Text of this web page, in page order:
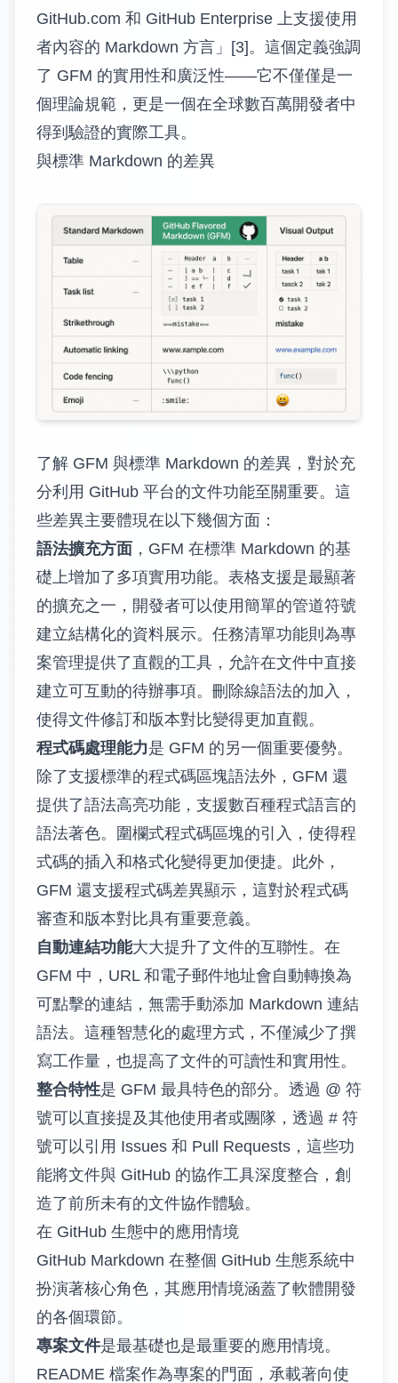
GitHub.com 和 GitHub Enterprise 上支援使用
者內容的 Markdown 方言」[3]。這個定義強調
了 GFM 的實用性和廣泛性——它不僅僅是一
個理論規範，更是一個在全球數百萬開發者中
得到驗證的實際工具。
與標準 Markdown 的差異
了解 GFM 與標準 Markdown 的差異，對於充
分利用 GitHub 平台的文件功能至關重要。這
些差異主要體現在以下幾個方面：
語法擴充方面 ，GFM 在標準 Markdown 的基
礎上增加了多項實用功能。表格支援是最顯著
的擴充之一，開發者可以使用簡單的管道符號
建立結構化的資料展示。任務清單功能則為專
案管理提供了直觀的工具，允許在文件中直接
建立可互動的待辦事項。刪除線語法的加入，
使得文件修訂和版本對比變得更加直觀。
程式碼處理能力是 GFM 的另一個重要優勢。
除了支援標準的程式碼區塊語法外，GFM 還
提供了語法高亮功能，支援數百種程式語言的
語法著色。圍欄式程式碼區塊的引入，使得程
式碼的插入和格式化變得更加便捷。此外，
GFM 還支援程式碼差異顯示，這對於程式碼
審查和版本對比具有重要意義。
自動連結功能大大提升了文件的互聯性。在
GFM 中，URL 和電子郵件地址會自動轉換為
可點擊的連結，無需手動添加 Markdown 連結
語法。這種智慧化的處理方式，不僅減少了撰
寫工作量，也提高了文件的可讀性和實用性。
整合特性是 GFM 最具特色的部分。透過 @ 符
號可以直接提及其他使用者或團隊，透過 # 符
號可以引用 Issues 和 Pull Requests，這些功
能將文件與 GitHub 的協作工具深度整合，創
造了前所未有的文件協作體驗。
在 GitHub 生態中的應用情境
GitHub Markdown 在整個 GitHub 生態系統中
扮演著核心角色，其應用情境涵蓋了軟體開發
的各個環節。
專案文件是最基礎也是最重要的應用情境。
README 檔案作為專案的門面，承載著向使